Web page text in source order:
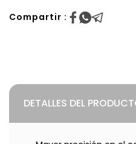
Compartir :
DETALLES DEL